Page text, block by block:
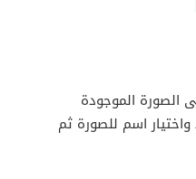
الصورة الموجودة
اسم للصورة ثم